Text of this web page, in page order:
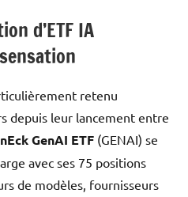
d’ETF IA
retenu
depuis leur lancement entre
GenAI ETF (GENAI) se
avec ses 75 positions
de modèles, fournisseurs